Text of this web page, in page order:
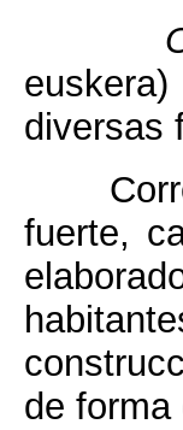
diversas
fuerte,
de